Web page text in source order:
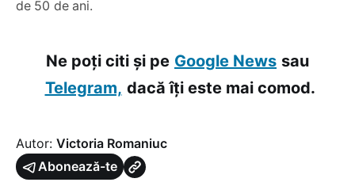
de 50 de ani.
Ne poți citi și pe Google News sau
Telegram, dacă îți este mai comod.
Autor: Victoria Romaniuc
Abonează-te